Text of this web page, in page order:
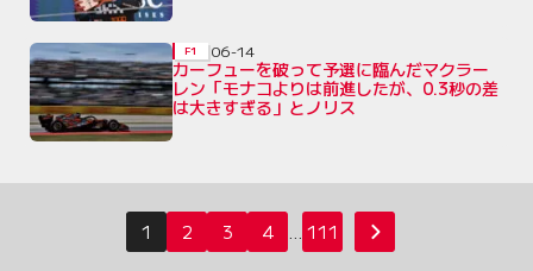
カーフューを破って予選に臨んだマクラー
レン「モナコよりは前進したが、0.3秒の差
は大きすぎる」とノリス
F1 06-14
1 2 3 4 … 111 次へ